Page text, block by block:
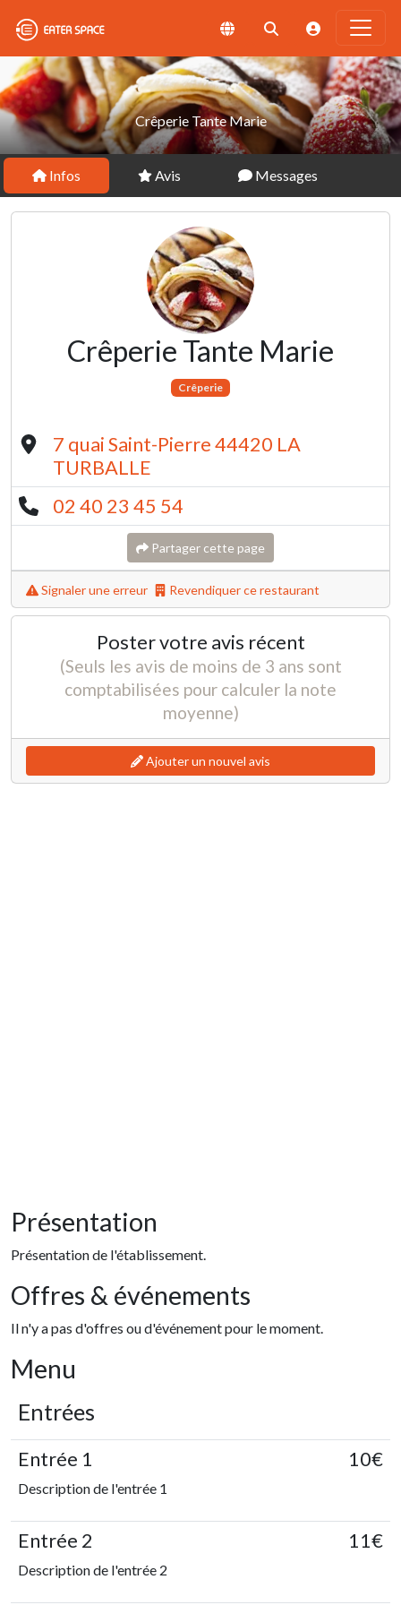
Crêperie Tante Marie
Infos Avis Messages
Crêperie Tante Marie
Crêperie
7 quai Saint-Pierre 44420 LA
TURBALLE
02 40 23 45 54
Partager cette page
Signaler une erreur Revendiquer ce restaurant
Poster votre avis récent
(Seuls les avis de moins de 3 ans sont
comptabilisées pour calculer la note
moyenne)
Ajouter un nouvel avis
Présentation
Présentation de l'établissement.
Offres & événements
Il n'y a pas d'offres ou d'événement pour le moment.
Menu
Entrées
Entrée 1
Description de l'entrée 1
10€
Entrée 2
Description de l'entrée 2
11€